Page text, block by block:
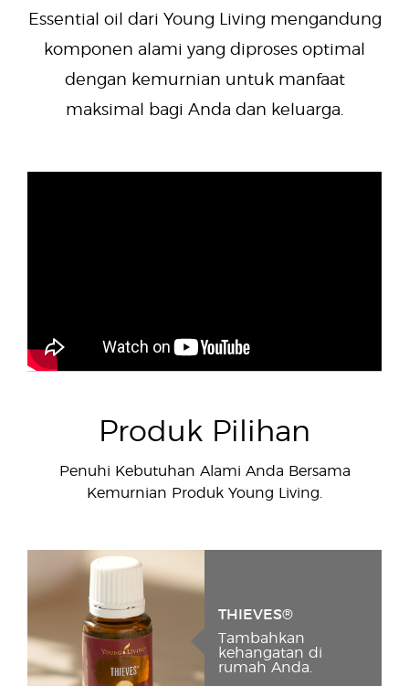
Essential oil dari Young Living mengandung
komponen alami yang diproses optimal
dengan kemurnian untuk manfaat
maksimal bagi Anda dan keluarga.
Produk Pilihan
Penuhi Kebutuhan Alami Anda Bersama
Kemurnian Produk Young Living.
THIEVES®
Tambahkan
kehangatan di
rumah Anda.